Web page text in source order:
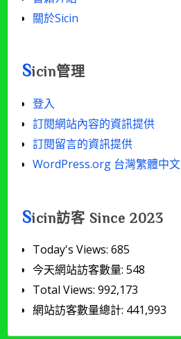
關於Sicin
Sicin管理
登入
訂閱網站內容的資訊提供
訂閱留言的資訊提供
WordPress.org 台灣繁體中文
Sicin訪客 Since 2023
Today's Views:685
今天網站訪客數量:548
Total Views:992,173
網站訪客數量總計: 441,993